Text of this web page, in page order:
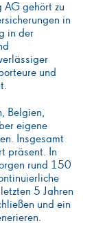
AG gehört zu
in
in der
und
Belgien,
eigene
Insgesamt
präsent. In
rund 150
5 Jahren
und ein